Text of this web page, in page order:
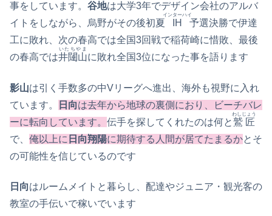
事をしています。 谷地は大学3年でデザイン会社のアルバ
イトをしながら、烏野がその後初夏
IH
インターハイ
予選決勝で伊達
工に敗れ、次の春高では全国3回戦で稲荷崎に惜敗、最後
の春高では井闥山
いたちやま
に敗れ全国3位になった事を語ります
影山は引く手数多の中Vリーグへ進出、海外も視野に入れ
ています。
日向は去年から地球の裏側におり、ビーチバレ
ーに転向しています。 伝手を探してくれたのは何と鷲匠
わしじょう
で、 俺以上に 日向翔陽に期待する人間が居てたまるかとそ
の可能性を信じているのです
日向はルームメイトと暮らし、配達やジュニア・観光客の
教室の手伝いで稼いでいます